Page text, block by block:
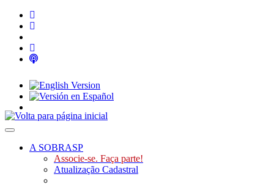
Toggle navigation
A SOBRASP
Associe-se. Faça parte!
Atualização Cadastral